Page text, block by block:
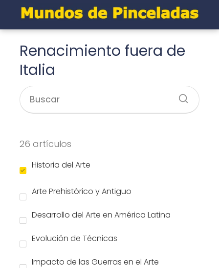
Renacimiento fuera de
Italia
26 artículos
Historia del Arte
Arte Prehistórico y Antiguo
Desarrollo del Arte en América Latina
Evolución de Técnicas
Impacto de las Guerras en el Arte